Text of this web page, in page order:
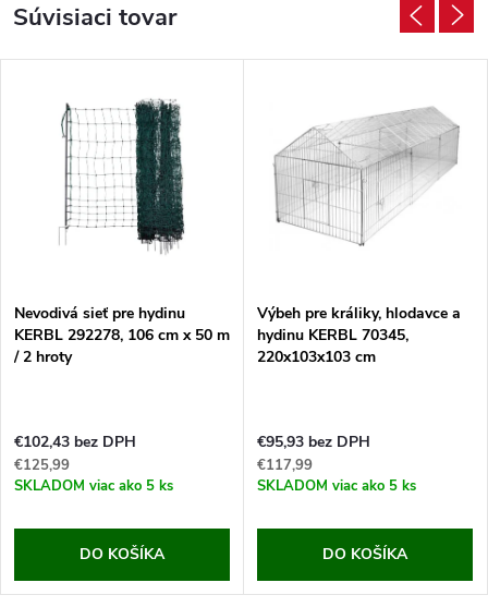
Súvisiaci tovar
Nevodivá sieť pre hydinu
KERBL 292278, 106 cm x 50 m
/ 2 hroty
€102,43 bez DPH
€125,99
SKLADOM viac ako 5 ks
DO KOŠÍKA
Výbeh pre králiky, hlodavce a
hydinu KERBL 70345,
220x103x103 cm
€95,93 bez DPH
€117,99
SKLADOM viac ako 5 ks
DO KOŠÍKA